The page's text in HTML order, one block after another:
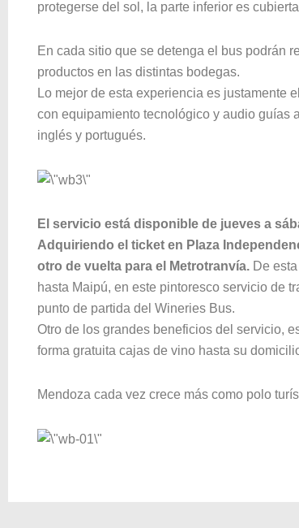
protegerse del sol, la parte inferior es
En cada sitio que se detenga el bus podrán
productos en las distintas bodegas.
Lo mejor de esta experiencia es justamente
con equipamiento tecnológico y audio guías
inglés y portugués.
El servicio está disponible de jueves a
Adquiriendo el ticket en Plaza
otro de vuelta para el Metrotranvía.De esta
hasta Maipú, en este pintoresco servicio de
punto de partida del Wineries Bus.
Otro de los grandes beneficios del servicio,
forma gratuita cajas de vino hasta su
Mendoza cada vez crece más como polo